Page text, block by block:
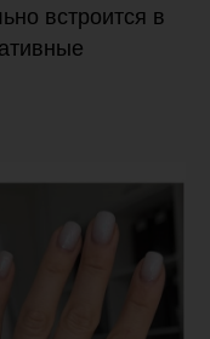
встроится в